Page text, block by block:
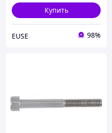
Купить
EUSE 98%